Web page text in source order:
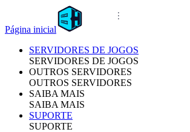
Página inicial
SERVIDORES DE JOGOS
SERVIDORES DE JOGOS
OUTROS SERVIDORES
OUTROS SERVIDORES
SAIBA MAIS
SAIBA MAIS
SUPORTE
SUPORTE